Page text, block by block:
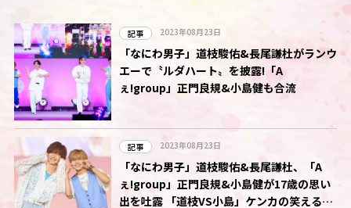
記事 2023年08月23日
「なにわ男子」道枝駿佑&長尾謙杜がランウ
エーで〝ルダハート〟を披露!「A
ぇ!group」正門良規&小島健も合流
記事 2023年08月23日
「なにわ男子」道枝駿佑&長尾謙杜、「A
ぇ!group」正門良規&小島健が17歳の思い
出を吐露 「道枝VS小島」ケンカの笑える原